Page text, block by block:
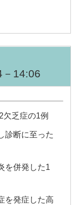
14:06
欠乏症の1例
診断に至った
を併発した1
を発症した高